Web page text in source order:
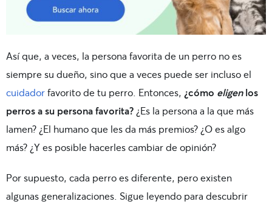
Así que, a veces, la persona favorita de un perro no es
siempre su dueño, sino que a veces puede ser incluso el
cuidadorfavorito de tu perro. Entonces, ¿cómo eligenlos
perros a su persona favorita? ¿Es la persona a la que más
lamen? ¿El humano que les da más premios? ¿O es algo
más? ¿Y es posible hacerles cambiar de opinión?
Por supuesto, cada perro es diferente, pero existen
algunas generalizaciones. Sigue leyendo para descubrir